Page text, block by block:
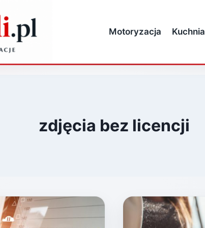
Motoryzacja Kuchnia
zdjęcia bez licencji